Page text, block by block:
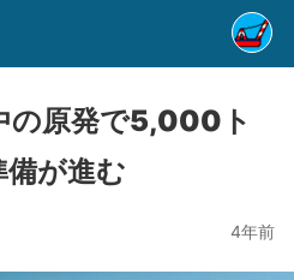
の原発で5,000ト
備が進む
4年前